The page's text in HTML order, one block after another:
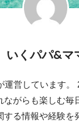
いくパパ&マ
運営しています。
ながらも楽しむ毎
する情報や経験を